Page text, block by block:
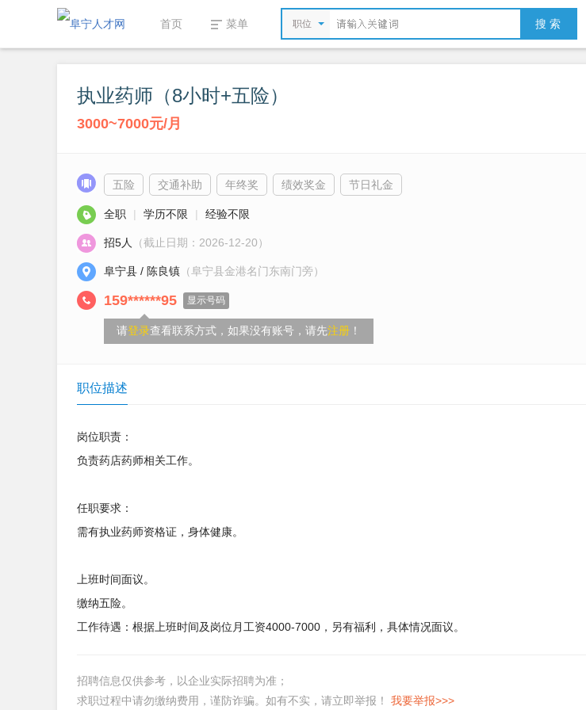
首页 菜单 职位 搜 索
执业药师（8小时+五险）
3000~7000元/月
五险 交通补助 年终奖 绩效奖金 节日礼金
全职 | 学历不限 | 经验不限
招5人 （截止日期：2026-12-20）
阜宁县 / 陈良镇 （阜宁县金港名门东南门旁）
159******95 显示号码
请登录查看联系方式，如果没有账号，请先注册 ！
职位描述
岗位职责：
负责药店药师相关工作。
任职要求：
需有执业药师资格证，身体健康。
上班时间面议。
缴纳五险。
工作待遇：根据上班时间及岗位月工资4000-7000，另有福利，具体情况面议。
招聘信息仅供参考，以企业实际招聘为准；
求职过程中请勿缴纳费用，谨防诈骗。如有不实，请立即举报！ 我要举报>>>